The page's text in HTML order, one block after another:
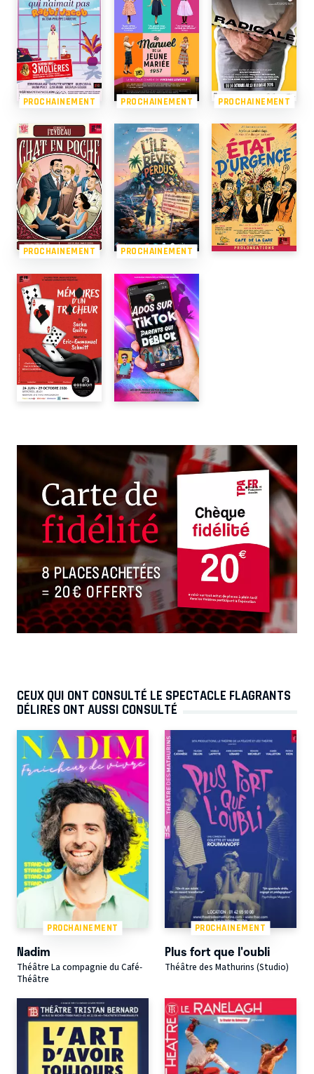
PROCHAINEMENT PROCHAINEMENT PROCHAINEMENT
PROCHAINEMENT PROCHAINEMENT
CEUX QUI ONT CONSULTÉ LE SPECTACLE FLAGRANTS
DÉLIRES ONT AUSSI CONSULTÉ
PROCHAINEMENT
Nadim
Théâtre La compagnie du Café-
Théâtre
PROCHAINEMENT
Plus fort que l'oubli
Théâtre des Mathurins (Studio)